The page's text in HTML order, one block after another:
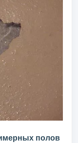
полов